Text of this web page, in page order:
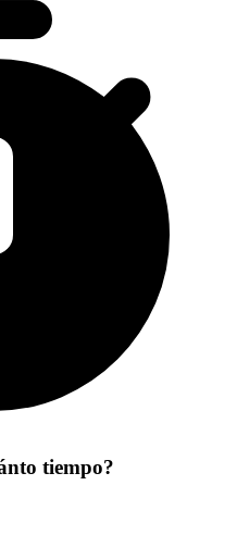
tiempo?